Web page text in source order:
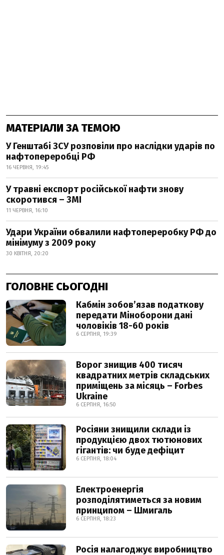
МАТЕРІАЛИ ЗА ТЕМОЮ
У Генштабі ЗСУ розповіли про наслідки ударів по
нафтопереробці РФ
16 ЧЕРВНЯ, 19:45
У травні експорт російської нафти знову
скоротився – ЗМІ
11 ЧЕРВНЯ, 16:10
Удари України обвалили нафтопереробку РФ до
мінімуму з 2009 року
30 КВІТНЯ, 20:20
ГОЛОВНЕ СЬОГОДНІ
Кабмін зобовʼязав податкову
передати Міноборони дані
чоловіків 18-60 років
6 СЕРПНЯ, 19:39
Ворог знищив 400 тисяч
квадратних метрів складських
приміщень за місяць – Forbes
Ukraine
6 СЕРПНЯ, 16:50
Росіяни знищили склади із
продукцією двох тютюнових
гігантів: чи буде дефіцит
6 СЕРПНЯ, 18:04
Електроенергія
розподілятиметься за новим
принципом – Шмигаль
6 СЕРПНЯ, 18:23
Росія налагоджує виробництво